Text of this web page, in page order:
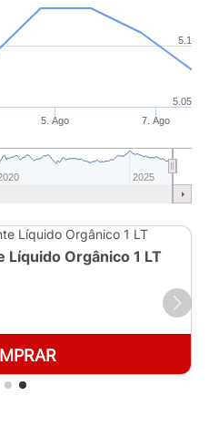
5. Ago 7. Ago
2025
5.05
5.1
Líquido Orgânico 1 LT